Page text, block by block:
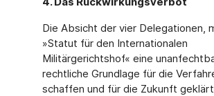
Die Absicht der vier Delegationen,
»Statut für den Internationalen
Militärgerichtshof« eine
rechtliche Grundlage für die
schaffen und für die Zukunft